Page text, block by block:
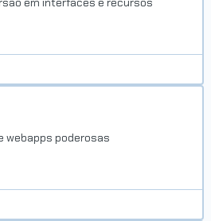
webapps poderosas